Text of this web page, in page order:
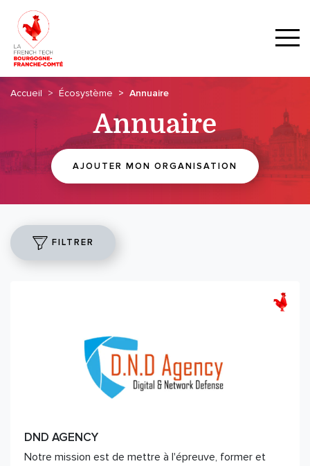
Accueil Écosystème Annuaire
Annuaire
AJOUTER MON ORGANISATION
FILTRER
DND AGENCY
Notre mission est de mettre à l'épreuve, former et